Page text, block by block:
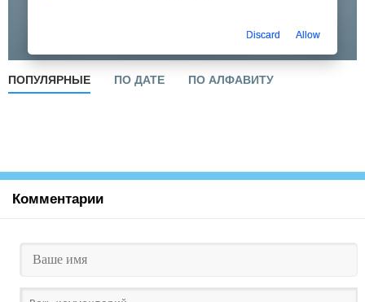
ПОПУЛЯРНЫЕ ПО ДАТЕ ПО АЛФАВИТУ
Комментарии
Discard Allow